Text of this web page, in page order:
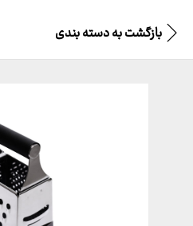
بازگشت بهدسته بندی